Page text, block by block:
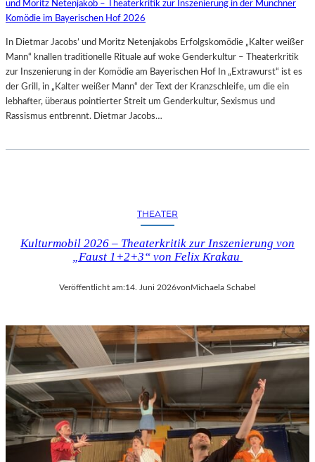
In Dietmar Jacobs’ und Moritz Netenjakobs Erfolgskomödie „Kalter weißer
Mann“ knallen traditionelle Rituale auf woke Genderkultur – Theaterkritik
zur Inszenierung in der Komödie am Bayerischen Hof In „Extrawurst“ ist es
der Grill, in „Kalter weißer Mann“ der Text der Kranzschleife, um die ein
lebhafter, überaus pointierter Streit um Genderkultur, Sexismus und
Rassismus entbrennt. Dietmar Jacobs…
THEATER
Kulturmobil 2026 – Theaterkritik zur Inszenierung von
„Faust 1+2+3“ von Felix Krakau
Veröffentlicht am:14. Juni 2026vonMichaela Schabel